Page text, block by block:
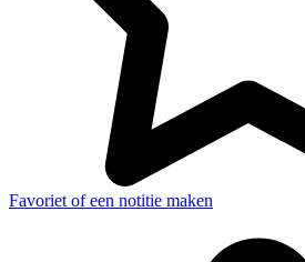
Favoriet of een notitie maken